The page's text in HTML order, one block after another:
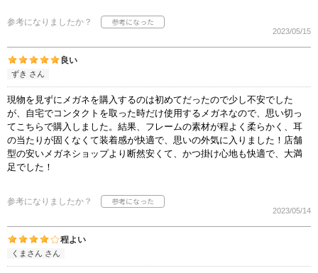
参考になりましたか？
2023/05/15
良い
ずき さん
現物を見ずにメガネを購入するのは初めてだったので少し不安でした
が、自宅でコンタクトを取った時だけ使用するメガネなので、思い切っ
てこちらで購入しました。結果、フレームの素材が程よく柔らかく、耳
の当たりが固くなくて装着感が快適で、思いの外気に入りました！店舗
型の安いメガネショップより断然安くて、かつ掛け心地も快適で、大満
足でした！
参考になりましたか？
2023/05/14
程よい
くまさん さん